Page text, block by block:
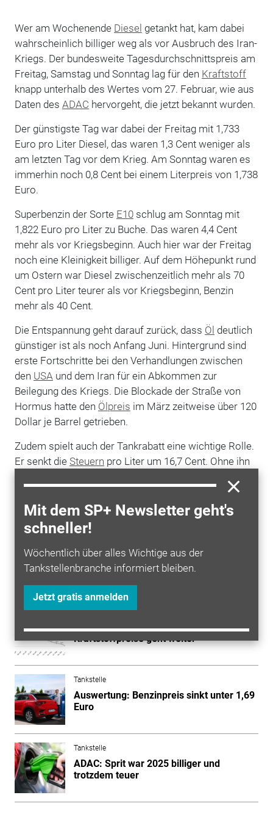
Mit dem SP+ Newsletter geht's
schneller!
Wöchentlich über alles Wichtige aus der
Tankstellenbranche informiert bleiben.
Jetzt gratis anmelden
Wer am Wochenende Diesel getankt hat, kam dabei
wahrscheinlich billiger weg als vor Ausbruch des Iran-
Kriegs. Der bundesweite Tagesdurchschnittspreis am
Freitag, Samstag und Sonntag lag für den Kraftstoff
knapp unterhalb des Wertes vom 27. Februar, wie aus
Daten des ADAC hervorgeht, die jetzt bekannt wurden.
Der günstigste Tag war dabei der Freitag mit 1,733
Euro pro Liter Diesel, das waren 1,3 Cent weniger als
am letzten Tag vor dem Krieg. Am Sonntag waren es
immerhin noch 0,8 Cent bei einem Literpreis von 1,738
Euro.
Superbenzin der Sorte E10schlug am Sonntag mit
1,822 Euro pro Liter zu Buche. Das waren 4,4 Cent
mehr als vor Kriegsbeginn. Auch hier war der Freitag
noch eine Kleinigkeit billiger. Auf dem Höhepunkt rund
um Ostern war Diesel zwischenzeitlich mehr als 70
Cent pro Liter teurer als vor Kriegsbeginn, Benzin
mehr als 40 Cent.
Die Entspannung geht darauf zurück, dass Öl deutlich
günstiger ist als noch Anfang Juni. Hintergrund sind
erste Fortschritte bei den Verhandlungen zwischen
den USA und dem Iran für ein Abkommen zur
Beilegung des Kriegs. Die Blockade der Straße von
Hormus hatte den Ölpreis im März zeitweise über 120
Dollar je Barrel getrieben.
Zudem spielt auch der Tankrabatt eine wichtige Rolle.
Er senkt die Steuern pro Liter um 16,7 Cent. Ohne ihn
Kriegsbeginn. Immerhin deuten die aktuellen Preise
aber darauf hin, dass Diesel und E10 auch ohne den
Rabatt , der am Monatsende ausläuft, unter 2 Euro pro
Liter bleiben könnten.
Tankstelle
Preisniveau von 2021: Talfahrt der
Kraftstoffpreise geht weiter
Tankstelle
Auswertung: Benzinpreis sinkt unter 1,69
Euro
Tankstelle
ADAC: Sprit war 2025 billiger und
trotzdem teuer